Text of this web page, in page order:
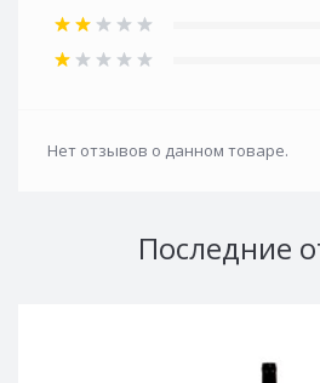
Нет отзывов о данном товаре.
Последние